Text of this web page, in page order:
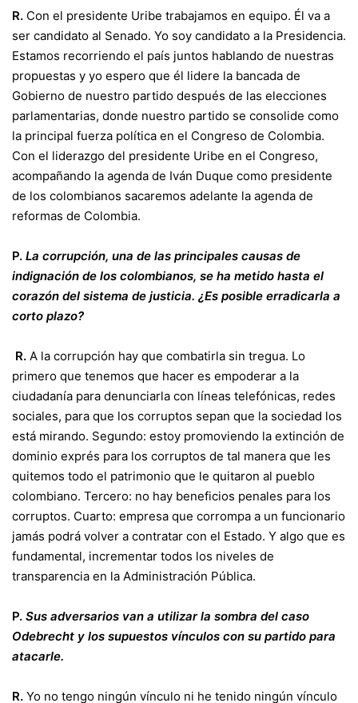
R. Con el presidente Uribe trabajamos en equipo. Él va a
ser candidato al Senado. Yo soy candidato a la Presidencia.
Estamos recorriendo el país juntos hablando de nuestras
propuestas y yo espero que él lidere la bancada de
Gobierno de nuestro partido después de las elecciones
parlamentarias, donde nuestro partido se consolide como
la principal fuerza política en el Congreso de Colombia.
Con el liderazgo del presidente Uribe en el Congreso,
acompañando la agenda de Iván Duque como presidente
de los colombianos sacaremos adelante la agenda de
reformas de Colombia.
P. La corrupción, una de las principales causas de
indignación de los colombianos, se ha metido hasta el
corazón del sistema de justicia. ¿Es posible erradicarla a
corto plazo?
R. A la corrupción hay que combatirla sin tregua. Lo
primero que tenemos que hacer es empoderar a la
ciudadanía para denunciarla con líneas telefónicas, redes
sociales, para que los corruptos sepan que la sociedad los
está mirando. Segundo: estoy promoviendo la extinción de
dominio exprés para los corruptos de tal manera que les
quitemos todo el patrimonio que le quitaron al pueblo
colombiano. Tercero: no hay beneficios penales para los
corruptos. Cuarto: empresa que corrompa a un funcionario
jamás podrá volver a contratar con el Estado. Y algo que es
fundamental, incrementar todos los niveles de
transparencia en la Administración Pública.
P. Sus adversarios van a utilizar la sombra del caso
Odebrecht y los supuestos vínculos con su partido para
atacarle.
R. Yo no tengo ningún vínculo ni he tenido ningún vínculo